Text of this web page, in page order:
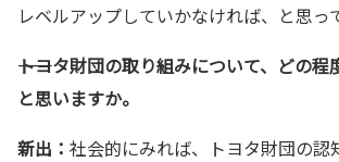
レベルアップしていかなければ、と思っ
――トヨタ財団の取り組みについて、どの
と思いますか。
新出： 社会的にみれば、トヨタ財団の認